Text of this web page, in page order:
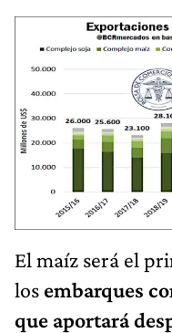
El maíz será el
los embarques
que aportará